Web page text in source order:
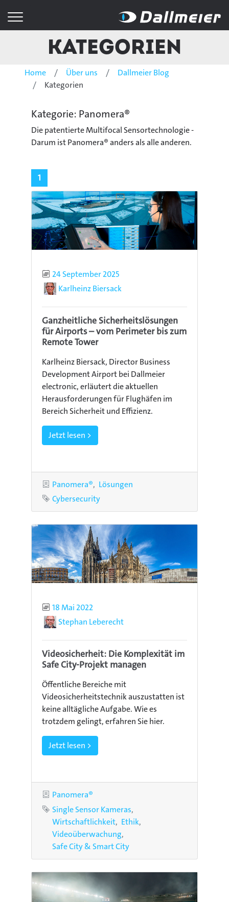
Kategorien
Home Über uns
Dallmeier Blog
Kategorien
Kategorie: Panomera®
Die patentierte Multifocal Sensortechnologie -
Darum ist Panomera® anders als alle anderen.
1
Publiziert
24 September 2025
AutorKarlheinz Biersack
Ganzheitliche Sicherheitslösungen
für Airports – vom Perimeter bis zum
Remote Tower
Karlheinz Biersack, Director Business
Development Airport bei Dallmeier
electronic, erläutert die aktuellen
Herausforderungen für Flughäfen im
Bereich Sicherheit und Effizienz.
Jetzt lesen >
Kategorien
Panomera®
Lösungen
Schlagwort
Cybersecurity
Publiziert
18 Mai 2022
AutorStephan Leberecht
Videosicherheit: Die Komplexität im
Safe City-Projekt managen
Öffentliche Bereiche mit
Videosicherheitstechnik auszustatten ist
keine alltägliche Aufgabe. Wie es
trotzdem gelingt, erfahren Sie hier.
Jetzt lesen >
Kategorie
Panomera®
Schlagworte
Single Sensor Kameras
Wirtschaftlichkeit Ethik
Videoüberwachung
Safe City & Smart City